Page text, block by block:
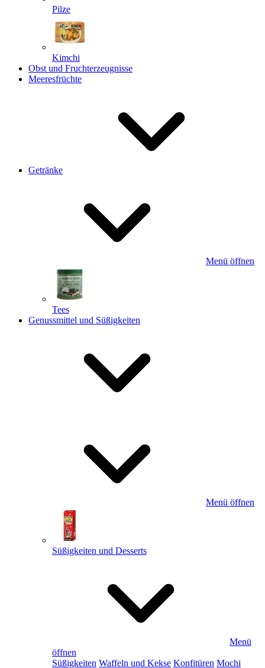
Pilze
Kimchi
Obst und Fruchterzeugnisse
Meeresfrüchte
Getränke
Menü öffnen
Tees
Genussmittel und Süßigkeiten
Menü öffnen
Süßigkeiten und Desserts
Menü
öffnen
Süßigkeiten Waffeln und Kekse Konfitüren Mochi